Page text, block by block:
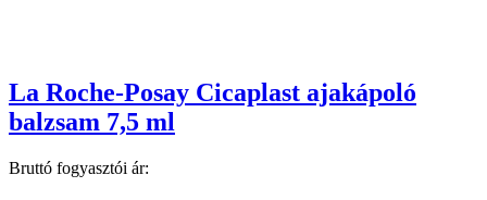
La Roche-Posay Cicaplast ajakápoló
balzsam 7,5 ml
Bruttó fogyasztói ár: